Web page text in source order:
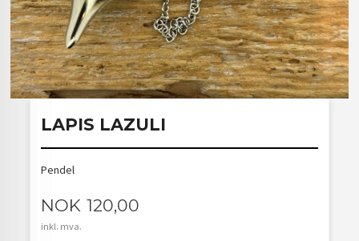
LAPIS LAZULI
Pendel
Pris
NOK 120,00
inkl. mva.